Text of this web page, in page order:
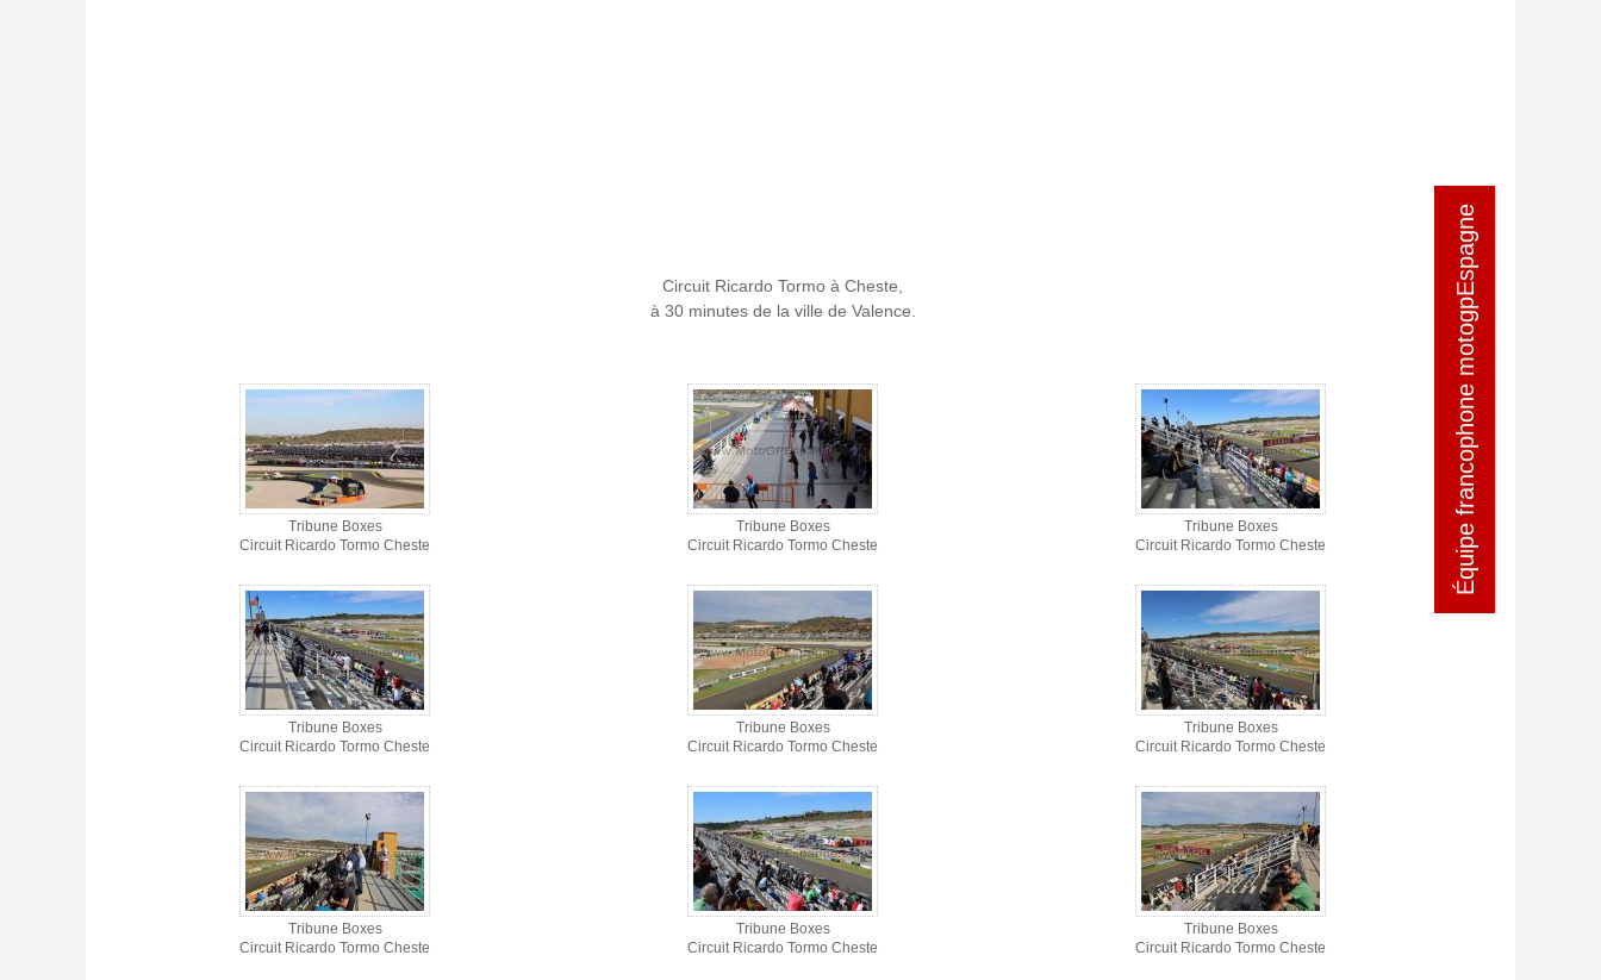
Équipe francophone motogpEspagne
Équipe francophone motogpEspagne
Circuit Ricardo Tormo à Cheste,
à 30 minutes de la ville de Valence.
Tribune Boxes
Circuit Ricardo Tormo Cheste
Tribune Boxes
Circuit Ricardo Tormo Cheste
Tribune Boxes
Circuit Ricardo Tormo Cheste
Tribune Boxes
Circuit Ricardo Tormo Cheste
Tribune Boxes
Circuit Ricardo Tormo Cheste
Tribune Boxes
Circuit Ricardo Tormo Cheste
Tribune Boxes
Circuit Ricardo Tormo Cheste
Tribune Boxes
Circuit Ricardo Tormo Cheste
Tribune Boxes
Circuit Ricardo Tormo Cheste